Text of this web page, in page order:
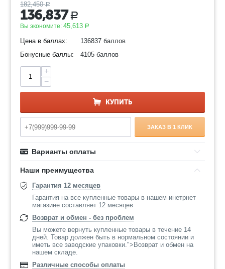
182,450 Р
136,837 Р
Вы экономите: 45,613 Р
Цена в баллах:
136837 баллов
Бонусные баллы:
4105 баллов
+
−
КУПИТЬ
ЗАКАЗ В 1 КЛИК
Варианты оплаты
Наши преимущества
Гарантия 12 месяцев
Гарантия на все купленные товары в нашем инетрнет
магазине составляет 12 месяцев
Возврат и обмен - без проблем
Вы можете вернуть купленные товары в течение 14
дней. Товар должен быть в нормальном состоянии и
иметь все заводские упаковки.">Возврат и обмен на
нашем складе.
Различные способы оплаты